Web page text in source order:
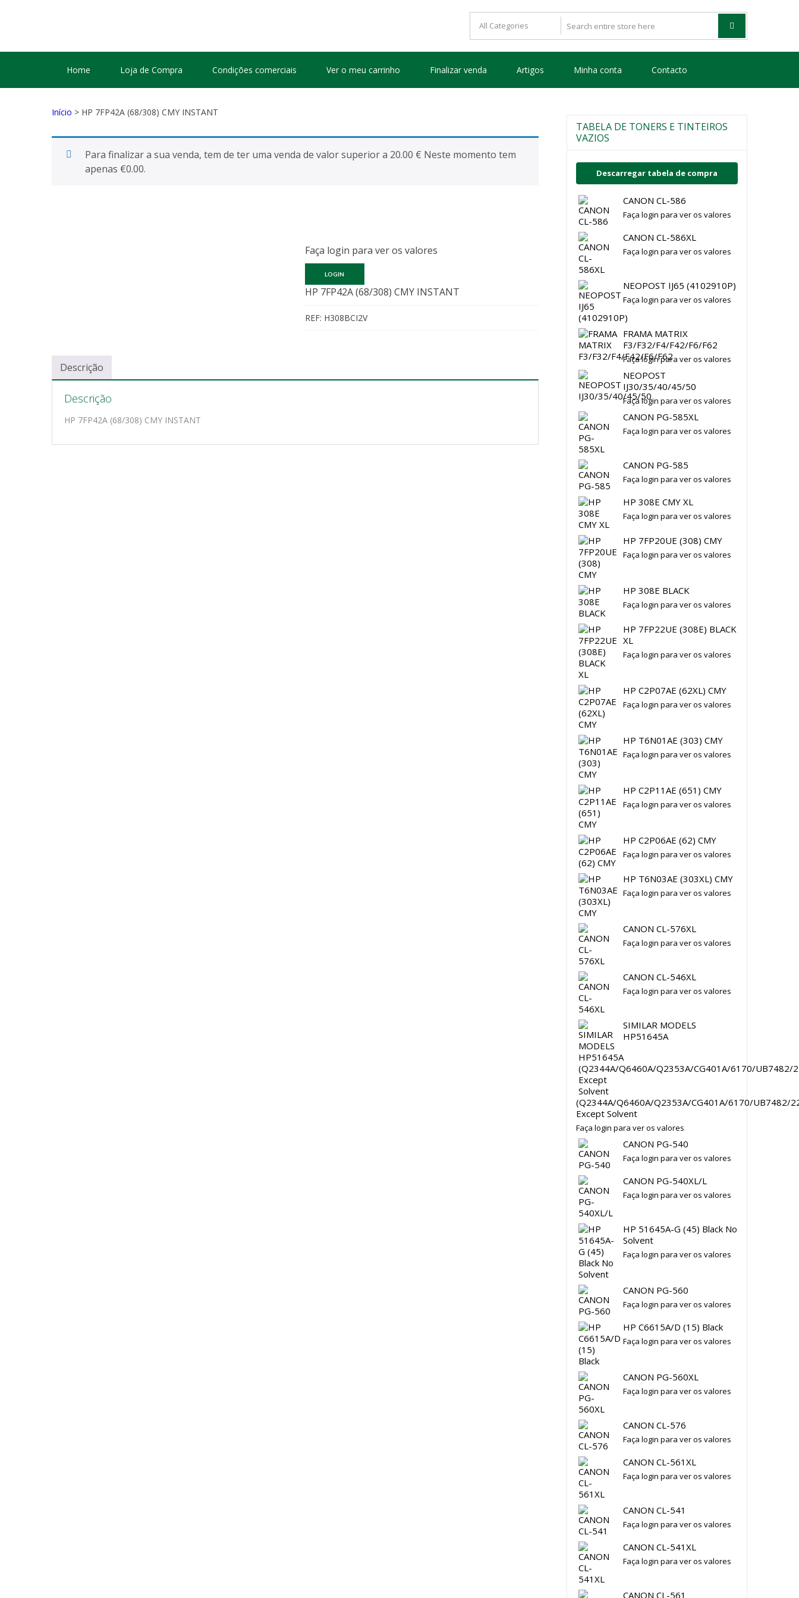
Home Loja de Compra Condições comerciais Ver o meu carrinho Finalizar venda Artigos Minha conta Contacto
Início > HP 7FP42A (68/308) CMY INSTANT
Para finalizar a sua venda, tem de ter uma venda de valor superior a 20.00 € Neste momento tem
apenas €0.00.
Faça login para ver os valores
LOGIN
HP 7FP42A (68/308) CMY INSTANT
REF: H308BCI2V
Descrição
Descrição
HP 7FP42A (68/308) CMY INSTANT
TABELA DE TONERS E TINTEIROS
VAZIOS
Descarregar tabela de compra
CANON CL-586
Faça login para ver os valores
CANON CL-586XL
Faça login para ver os valores
NEOPOST IJ65 (4102910P)
Faça login para ver os valores
FRAMA MATRIX
F3/F32/F4/F42/F6/F62
Faça login para ver os valores
NEOPOST
IJ30/35/40/45/50
Faça login para ver os valores
CANON PG-585XL
Faça login para ver os valores
CANON PG-585
Faça login para ver os valores
HP 308E CMY XL
Faça login para ver os valores
HP 7FP20UE (308) CMY
Faça login para ver os valores
HP 308E BLACK
Faça login para ver os valores
HP 7FP22UE (308E) BLACK
XL
Faça login para ver os valores
HP C2P07AE (62XL) CMY
Faça login para ver os valores
HP T6N01AE (303) CMY
Faça login para ver os valores
HP C2P11AE (651) CMY
Faça login para ver os valores
HP C2P06AE (62) CMY
Faça login para ver os valores
HP T6N03AE (303XL) CMY
Faça login para ver os valores
CANON CL-576XL
Faça login para ver os valores
CANON CL-546XL
Faça login para ver os valores
SIMILAR MODELS
HP51645A
(Q2344A/Q6460A/Q2353A/CG401A/6170/UB7482/
Except Solvent
Faça login para ver os valores
CANON PG-540
Faça login para ver os valores
CANON PG-540XL/L
Faça login para ver os valores
HP 51645A-G (45) Black No
Solvent
Faça login para ver os valores
CANON PG-560
Faça login para ver os valores
HP C6615A/D (15) Black
Faça login para ver os valores
CANON PG-560XL
Faça login para ver os valores
CANON CL-576
Faça login para ver os valores
CANON CL-561XL
Faça login para ver os valores
CANON CL-541
Faça login para ver os valores
CANON CL-541XL
Faça login para ver os valores
CANON CL-561